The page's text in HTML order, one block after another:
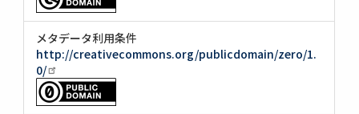
メタデータ利用条件
http://creativecommons.org/publicdomain/zero/1.
0/